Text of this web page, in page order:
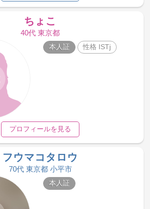
ちょこ
40代 東京都
本人証 性格 ISTj
プロフィールを見る
フウマコタロウ
70代 東京都 小平市
本人証